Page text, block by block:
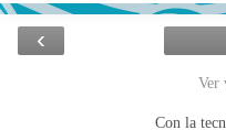
‹
Ver
Con la